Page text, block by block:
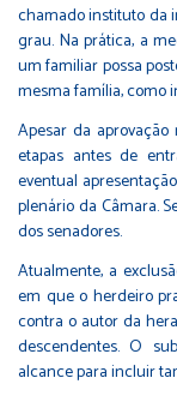
chamado instituto da
grau. Na prática, a
um familiar possa
mesma família, como
Apesar da
etapas antes de
eventual
plenário da Câmara.
dos senadores.
Atualmente, a
em que o herdeiro
contra o autor da
descendentes. O
alcance para incluir